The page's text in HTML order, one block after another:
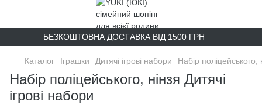
БЕЗКОШТОВНА ДОСТАВКА ВІД 1500 ГРН
Каталог Іграшки Дитячі ігрові набори Набір поліцейського,
Набір поліцейського, нінзя Дитячі
ігрові набори